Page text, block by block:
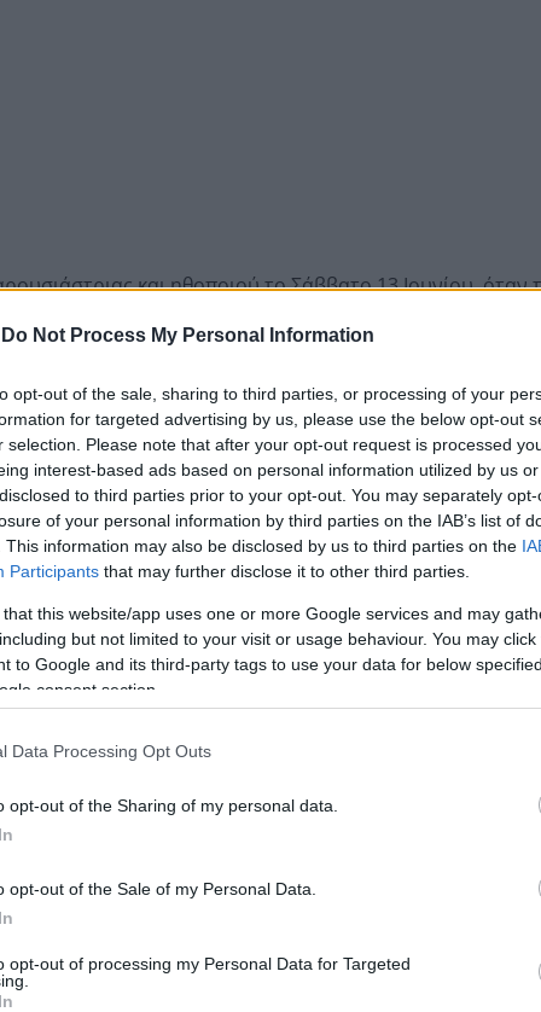
Do Not Process My Personal Information
opt-out of the sale, sharing to third parties, or processing of your
for targeted advertising by us, please use the below opt-out
selection. Please note that after your opt-out request is processed
interest-based ads based on personal information utilized by us
to third parties prior to your opt-out. You may separately
of your personal information by third parties on the IAB’s list of
This information may also be disclosed by us to third parties on the
Participants that may further disclose it to other third parties.
that this website/app uses one or more Google services and may
but not limited to your visit or usage behaviour. You may
to Google and its third-party tags to use your data for below
consent section.
Data Processing Opt Outs
opt-out of the Sharing of my personal data.
opt-out of the Sale of my Personal Data.
opt-out of processing my Personal Data for Targeted
και ηθοποιού το Σάββατο 13 Ιουνίου, όταν
εκπομπή «Happy Day» και αναφέρθηκε με
ερωτευμένη. Ελπίζω να περάσουν μία ωραία ζωή»,
τη δω νύφη»
και για το πώς ένιωσε βλέποντας τη Δανάη